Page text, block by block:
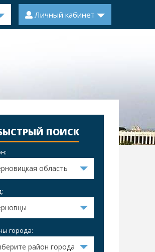
Личный кабинет
ПОИСК
область
города:
район города